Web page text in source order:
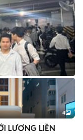
4
LƯƠNG LIỀN